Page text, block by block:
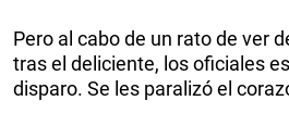
Pero al cabo de un rato de ver
tras el deliciente, los oficiales
disparo. Se les paralizó el